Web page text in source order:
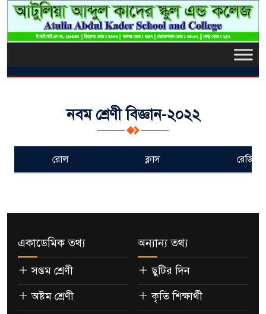
নবম শ্রেণী বিজ্ঞান-২০২২
রোল ক্লাস
একাডেমিক তথ্য
সপ্তম শ্রেণী
অষ্টম শ্রেণী
অন্যান্য তথ্য
ছুটির দিন
কৃতি শিক্ষার্থী